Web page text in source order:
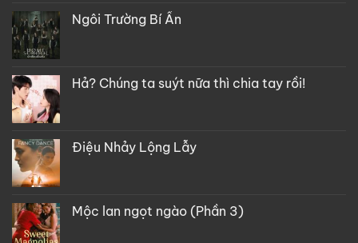
Ngôi Trường Bí Ẩn
Hả? Chúng ta suýt nữa thì chia tay rồi!
Điệu Nhảy Lộng Lẫy
Mộc lan ngọt ngào (Phần 3)